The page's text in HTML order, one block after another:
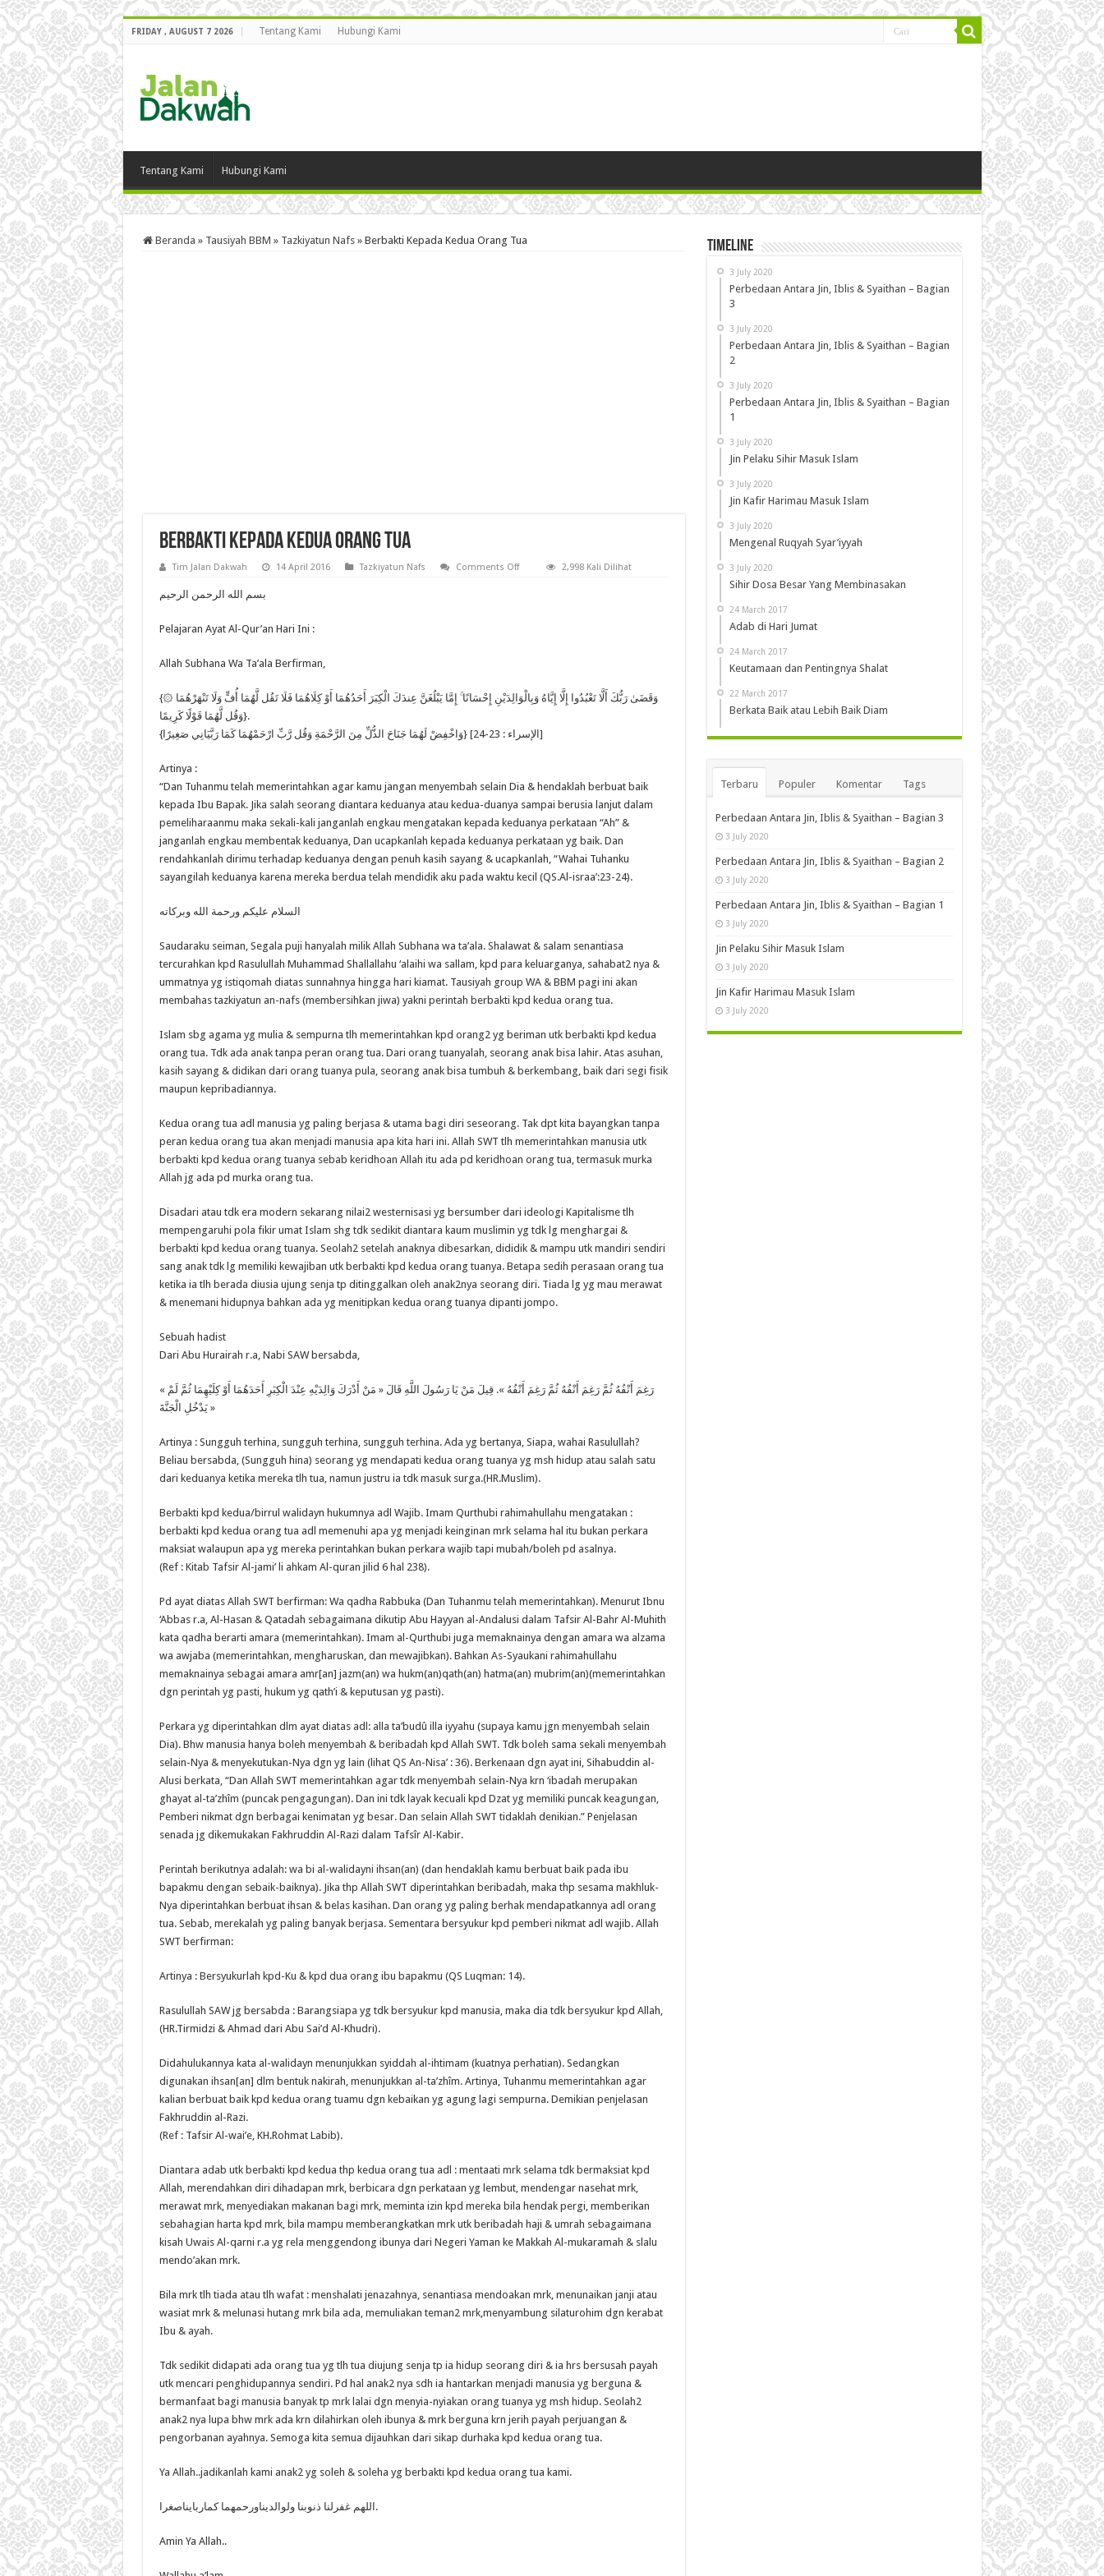
FRIDAY , AUGUST 7 2026 Tentang Kami Hubungi Kami
Tentang Kami Hubungi Kami
Beranda » Tausiyah BBM » Tazkiyatun Nafs » Berbakti Kepada Kedua Orang Tua
Berbakti Kepada Kedua Orang Tua
Tim Jalan Dakwah 14 April 2016 Tazkiyatun Nafs Comments Offon
2,998 Kali Dilihat
بسم الله الرحمن الرحيم
Pelajaran Ayat Al-Qur’an Hari Ini :
Allah Subhana Wa Ta’ala Berfirman,
{۞ وَقَضَىٰ رَبُّكَ أَلَّا تَعْبُدُوا إِلَّا إِيَّاهُ وَبِالْوَالِدَيْنِ إِحْسَانًا ۚ إِمَّا يَبْلُغَنَّ عِندَكَ الْكِبَرَ أَحَدُهُمَا أَوْ كِلَاهُمَا فَلَا تَقُل لَّهُمَا أُفٍّ وَلَا تَنْهَرْهُمَا
وَقُل لَّهُمَا قَوْلًا كَرِيمًا}.
{وَاخْفِضْ لَهُمَا جَنَاحَ الذُّلِّ مِنَ الرَّحْمَةِ وَقُل رَّبِّ ارْحَمْهُمَا كَمَا رَبَّيَانِي صَغِيرًا} [الإسراء : 23-24]
Artinya :
“Dan Tuhanmu telah memerintahkan agar kamu jangan menyembah selain Dia & hendaklah berbuat baik
kepada Ibu Bapak. Jika salah seorang diantara keduanya atau kedua-duanya sampai berusia lanjut dalam
pemeliharaanmu maka sekali-kali janganlah engkau mengatakan kepada keduanya perkataan “Ah” &
janganlah engkau membentak keduanya, Dan ucapkanlah kepada keduanya perkataan yg baik. Dan
rendahkanlah dirimu terhadap keduanya dengan penuh kasih sayang & ucapkanlah, “Wahai Tuhanku
sayangilah keduanya karena mereka berdua telah mendidik aku pada waktu kecil (QS.Al-israa’:23-24).
السلام عليكم ورحمة الله وبركاته
Saudaraku seiman, Segala puji hanyalah milik Allah Subhana wa ta’ala. Shalawat & salam senantiasa
tercurahkan kpd Rasulullah Muhammad Shallallahu ‘alaihi wa sallam, kpd para keluarganya, sahabat2 nya &
ummatnya yg istiqomah diatas sunnahnya hingga hari kiamat. Tausiyah group WA & BBM pagi ini akan
membahas tazkiyatun an-nafs (membersihkan jiwa) yakni perintah berbakti kpd kedua orang tua.
Islam sbg agama yg mulia & sempurna tlh memerintahkan kpd orang2 yg beriman utk berbakti kpd kedua
orang tua. Tdk ada anak tanpa peran orang tua. Dari orang tuanyalah, seorang anak bisa lahir. Atas asuhan,
kasih sayang & didikan dari orang tuanya pula, seorang anak bisa tumbuh & berkembang, baik dari segi fisik
maupun kepribadiannya.
Kedua orang tua adl manusia yg paling berjasa & utama bagi diri seseorang. Tak dpt kita bayangkan tanpa
peran kedua orang tua akan menjadi manusia apa kita hari ini. Allah SWT tlh memerintahkan manusia utk
berbakti kpd kedua orang tuanya sebab keridhoan Allah itu ada pd keridhoan orang tua, termasuk murka
Allah jg ada pd murka orang tua.
Disadari atau tdk era modern sekarang nilai2 westernisasi yg bersumber dari ideologi Kapitalisme tlh
mempengaruhi pola fikir umat Islam shg tdk sedikit diantara kaum muslimin yg tdk lg menghargai &
berbakti kpd kedua orang tuanya. Seolah2 setelah anaknya dibesarkan, dididik & mampu utk mandiri sendiri
sang anak tdk lg memiliki kewajiban utk berbakti kpd kedua orang tuanya. Betapa sedih perasaan orang tua
ketika ia tlh berada diusia ujung senja tp ditinggalkan oleh anak2nya seorang diri. Tiada lg yg mau merawat
& menemani hidupnya bahkan ada yg menitipkan kedua orang tuanya dipanti jompo.
Sebuah hadist
Dari Abu Hurairah r.a, Nabi SAW bersabda,
« رَغِمَ أَنْفُهُ ثُمَّ رَغِمَ أَنْفُهُ ثُمَّ رَغِمَ أَنْفُهُ ». قِيلَ مَنْ يَا رَسُولَ اللَّهِ قَالَ « مَنْ أَدْرَكَ وَالِدَيْهِ عِنْدَ الْكِبَرِ أَحَدَهُمَا أَوْ كِلَيْهِمَا ثُمَّ لَمْ
يَدْخُلِ الْجَنَّةَ »
Artinya : Sungguh terhina, sungguh terhina, sungguh terhina. Ada yg bertanya, Siapa, wahai Rasulullah?
Beliau bersabda, (Sungguh hina) seorang yg mendapati kedua orang tuanya yg msh hidup atau salah satu
dari keduanya ketika mereka tlh tua, namun justru ia tdk masuk surga.(HR.Muslim).
Berbakti kpd kedua/birrul walidayn hukumnya adl Wajib. Imam Qurthubi rahimahullahu mengatakan :
berbakti kpd kedua orang tua adl memenuhi apa yg menjadi keinginan mrk selama hal itu bukan perkara
maksiat walaupun apa yg mereka perintahkan bukan perkara wajib tapi mubah/boleh pd asalnya.
(Ref : Kitab Tafsir Al-jami’ li ahkam Al-quran jilid 6 hal 238).
Pd ayat diatas Allah SWT berfirman: Wa qadha Rabbuka (Dan Tuhanmu telah memerintahkan). Menurut Ibnu
‘Abbas r.a, Al-Hasan & Qatadah sebagaimana dikutip Abu Hayyan al-Andalusi dalam Tafsir Al-Bahr Al-Muhith
kata qadha berarti amara (memerintahkan). Imam al-Qurthubi juga memaknainya dengan amara wa alzama
wa awjaba (memerintahkan, mengharuskan, dan mewajibkan). Bahkan As-Syaukani rahimahullahu
memaknainya sebagai amara amr[an] jazm(an) wa hukm(an)qath(an) hatma(an) mubrim(an)(memerintahkan
dgn perintah yg pasti, hukum yg qath’i & keputusan yg pasti).
Perkara yg diperintahkan dlm ayat diatas adl: alla ta’budû illa iyyahu (supaya kamu jgn menyembah selain
Dia). Bhw manusia hanya boleh menyembah & beribadah kpd Allah SWT. Tdk boleh sama sekali menyembah
selain-Nya & menyekutukan-Nya dgn yg lain (lihat QS An-Nisa’ : 36). Berkenaan dgn ayat ini, Sihabuddin al-
Alusi berkata, “Dan Allah SWT memerintahkan agar tdk menyembah selain-Nya krn ‘ibadah merupakan
ghayat al-ta’zhîm (puncak pengagungan). Dan ini tdk layak kecuali kpd Dzat yg memiliki puncak keagungan,
Pemberi nikmat dgn berbagai kenimatan yg besar. Dan selain Allah SWT tidaklah denikian.” Penjelasan
senada jg dikemukakan Fakhruddin Al-Razi dalam Tafsîr Al-Kabir.
Perintah berikutnya adalah: wa bi al-walidayni ihsan(an) (dan hendaklah kamu berbuat baik pada ibu
bapakmu dengan sebaik-baiknya). Jika thp Allah SWT diperintahkan beribadah, maka thp sesama makhluk-
Nya diperintahkan berbuat ihsan & belas kasihan. Dan orang yg paling berhak mendapatkannya adl orang
tua. Sebab, merekalah yg paling banyak berjasa. Sementara bersyukur kpd pemberi nikmat adl wajib. Allah
SWT berfirman:
Artinya : Bersyukurlah kpd-Ku & kpd dua orang ibu bapakmu (QS Luqman: 14).
Rasulullah SAW jg bersabda : Barangsiapa yg tdk bersyukur kpd manusia, maka dia tdk bersyukur kpd Allah,
(HR.Tirmidzi & Ahmad dari Abu Sai’d Al-Khudri).
Didahulukannya kata al-walidayn menunjukkan syiddah al-ihtimam (kuatnya perhatian). Sedangkan
digunakan ihsan[an] dlm bentuk nakirah, menunjukkan al-ta’zhîm. Artinya, Tuhanmu memerintahkan agar
kalian berbuat baik kpd kedua orang tuamu dgn kebaikan yg agung lagi sempurna. Demikian penjelasan
Fakhruddin al-Razi.
(Ref : Tafsir Al-wai’e, KH.Rohmat Labib).
Diantara adab utk berbakti kpd kedua thp kedua orang tua adl : mentaati mrk selama tdk bermaksiat kpd
Allah, merendahkan diri dihadapan mrk, berbicara dgn perkataan yg lembut, mendengar nasehat mrk,
merawat mrk, menyediakan makanan bagi mrk, meminta izin kpd mereka bila hendak pergi, memberikan
sebahagian harta kpd mrk, bila mampu memberangkatkan mrk utk beribadah haji & umrah sebagaimana
kisah Uwais Al-qarni r.a yg rela menggendong ibunya dari Negeri Yaman ke Makkah Al-mukaramah & slalu
mendo’akan mrk.
Bila mrk tlh tiada atau tlh wafat : menshalati jenazahnya, senantiasa mendoakan mrk, menunaikan janji atau
wasiat mrk & melunasi hutang mrk bila ada, memuliakan teman2 mrk,menyambung silaturohim dgn kerabat
Ibu & ayah.
Tdk sedikit didapati ada orang tua yg tlh tua diujung senja tp ia hidup seorang diri & ia hrs bersusah payah
utk mencari penghidupannya sendiri. Pd hal anak2 nya sdh ia hantarkan menjadi manusia yg berguna &
bermanfaat bagi manusia banyak tp mrk lalai dgn menyia-nyiakan orang tuanya yg msh hidup. Seolah2
anak2 nya lupa bhw mrk ada krn dilahirkan oleh ibunya & mrk berguna krn jerih payah perjuangan &
pengorbanan ayahnya. Semoga kita semua dijauhkan dari sikap durhaka kpd kedua orang tua.
Ya Allah..jadikanlah kami anak2 yg soleh & soleha yg berbakti kpd kedua orang tua kami.
اللهم غفرلنا ذنوبنا ولوالديناورحمهما كماربايناصغرا.
Amin Ya Allah..
Timeline
3 July 2020
Perbedaan Antara Jin, Iblis & Syaithan – Bagian
3
3 July 2020
Perbedaan Antara Jin, Iblis & Syaithan – Bagian
2
3 July 2020
Perbedaan Antara Jin, Iblis & Syaithan – Bagian
1
3 July 2020
Jin Pelaku Sihir Masuk Islam
3 July 2020
Jin Kafir Harimau Masuk Islam
3 July 2020
Mengenal Ruqyah Syar’iyyah
3 July 2020
Sihir Dosa Besar Yang Membinasakan
24 March 2017
Adab di Hari Jumat
24 March 2017
Keutamaan dan Pentingnya Shalat
22 March 2017
Berkata Baik atau Lebih Baik Diam
Terbaru Populer Komentar Tags
Perbedaan Antara Jin, Iblis & Syaithan – Bagian 3
3 July 2020
Perbedaan Antara Jin, Iblis & Syaithan – Bagian 2
3 July 2020
Perbedaan Antara Jin, Iblis & Syaithan – Bagian 1
3 July 2020
Jin Pelaku Sihir Masuk Islam
3 July 2020
Jin Kafir Harimau Masuk Islam
3 July 2020